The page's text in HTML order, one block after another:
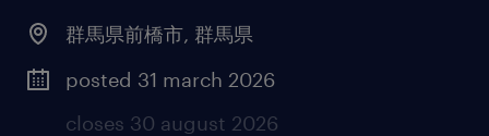
群馬県前橋市, 群馬県
posted 31 march 2026
closes 30 august 2026